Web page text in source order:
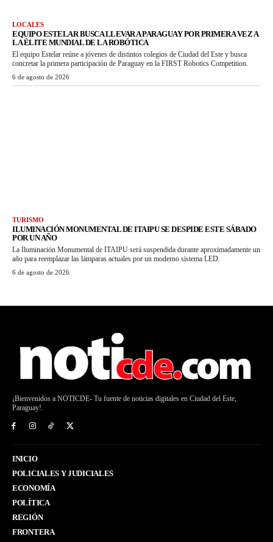
LOCALES
EQUIPO ESTELAR BUSCA LLEVAR A PARAGUAY POR PRIMERA VEZ A
LA ÉLITE MUNDIAL DE LA ROBÓTICA
El equipo Estelar reúne a jóvenes de distintos colegios de Ciudad del Este y busca
concretar la primera participación de Paraguay en la FIRST Robotics Competition.
6 de agosto de 2026
TURISMO
ILUMINACIÓN MONUMENTAL DE ITAIPU SE DESPIDE ESTE SÁBADO
POR UN AÑO
La Iluminación Monumental de ITAIPU será suspendida durante aproximadamente un
año para reemplazar las lámparas actuales por un moderno sistema LED.
6 de agosto de 2026
¡Bienvenidos a NOTICDE- Tu fuente de noticias digitales en Ciudad del Este,
Paraguay!.
INICIO
POLICIALES Y JUDICIALES
ECONOMÍA
POLÍTICA
REGIÓN
FRONTERA